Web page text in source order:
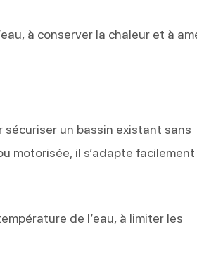
à conserver la chaleur et à
un bassin existant sans
motorisée, il s’adapte facilement
de l’eau, à limiter les